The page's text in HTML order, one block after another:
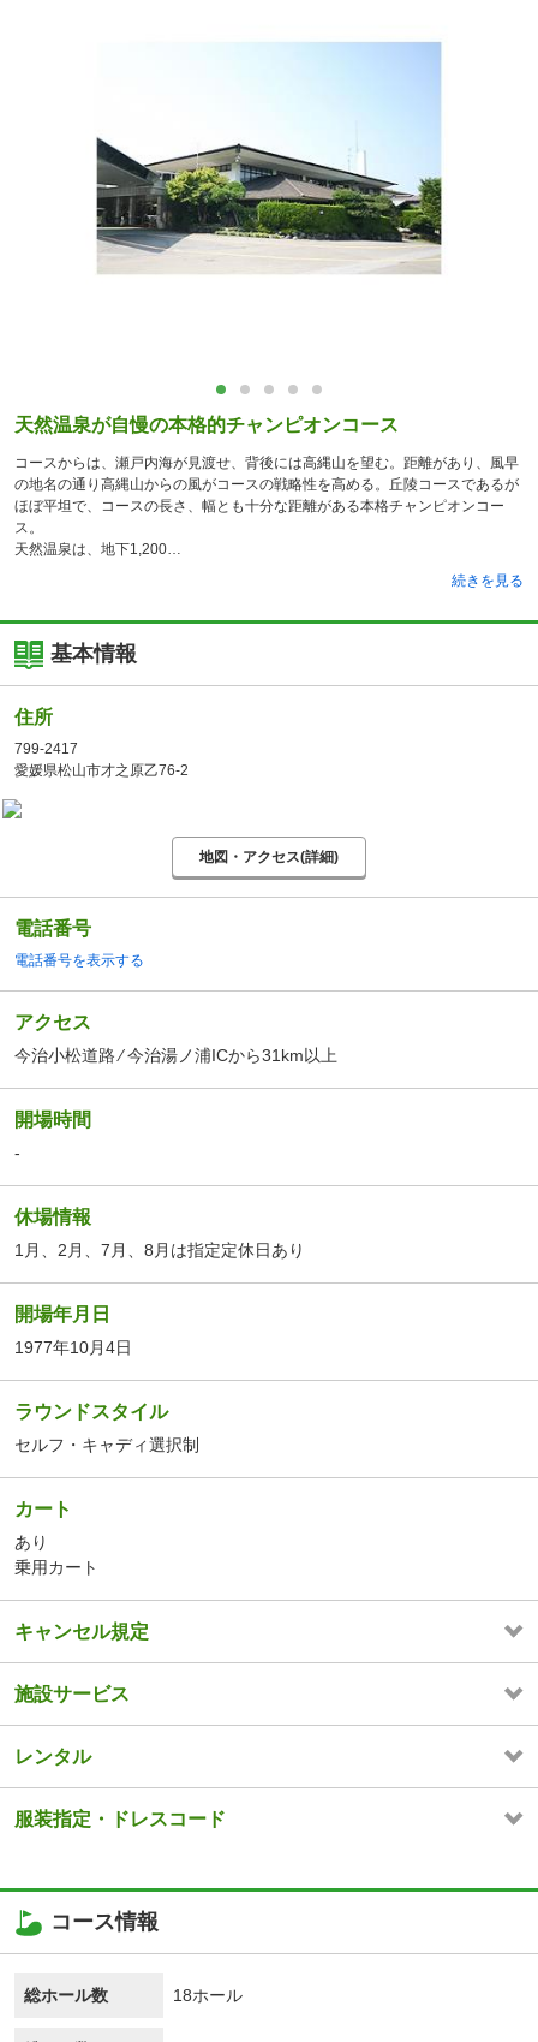
天然温泉が自慢の本格的チャンピオンコース
コースからは、瀬戸内海が見渡せ、背後には高縄山を望む。距離があり、風早
の地名の通り高縄山からの風がコースの戦略性を高める。丘陵コースであるが
ほぼ平坦で、コースの長さ、幅とも十分な距離がある本格チャンピオンコー
ス。
天然温泉は、地下1,200
続きを見る
基本情報
住所
799-2417
愛媛県松山市才之原乙76-2
地図・アクセス(詳細)
電話番号
電話番号を表示する
アクセス
今治小松道路 ⁄ 今治湯ノ浦ICから31km以上
開場時間
-
休場情報
1月、2月、7月、8月は指定定休日あり
開場年月日
1977年10月4日
ラウンドスタイル
セルフ・キャディ選択制
カート
あり
乗用カート
キャンセル規定
施設サービス
レンタル
服装指定・ドレスコード
コース情報
総ホール数 18ホール